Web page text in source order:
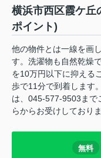
横浜市西区霞ケ丘
ポイント)
他の物件とは一線を画
す。洗濯物も自然乾燥
を10万円以下に抑える
歩で11分で到着します
は、045-577-9503まで
らからお受けしておりま
無料